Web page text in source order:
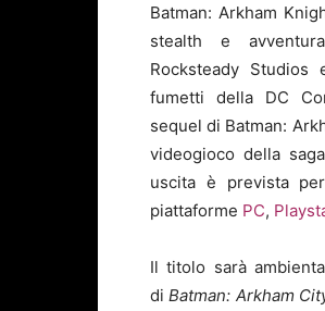
Batman: Arkham
stealth e
Rocksteady
fumetti della DC
sequel di Batman:
videogioco della
uscita è prevista
piattaforme PC,
Il titolo sarà
diBatman: Arkham